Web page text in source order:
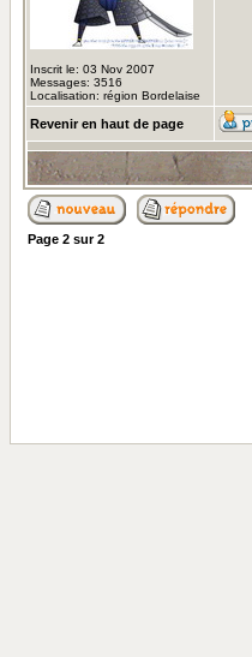
Inscrit le: 03 Nov 2007
Messages: 3516
Localisation: région Bordelaise
Revenir en haut de page
Page 2 sur2